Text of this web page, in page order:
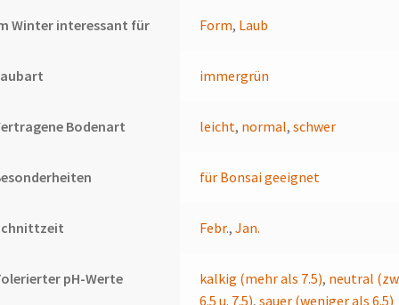
Winter interessant für Form, Laub
immergrün
Bodenart leicht, normal,schwer
für Bonsai geeignet
Febr.,Jan.
pH-Werte kalkig (mehr als 7.5), neutral
6.5 u. 7.5),sauer (weniger als 6.5)